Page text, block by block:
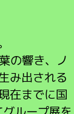
の響き、ノ
み出される
在までに国